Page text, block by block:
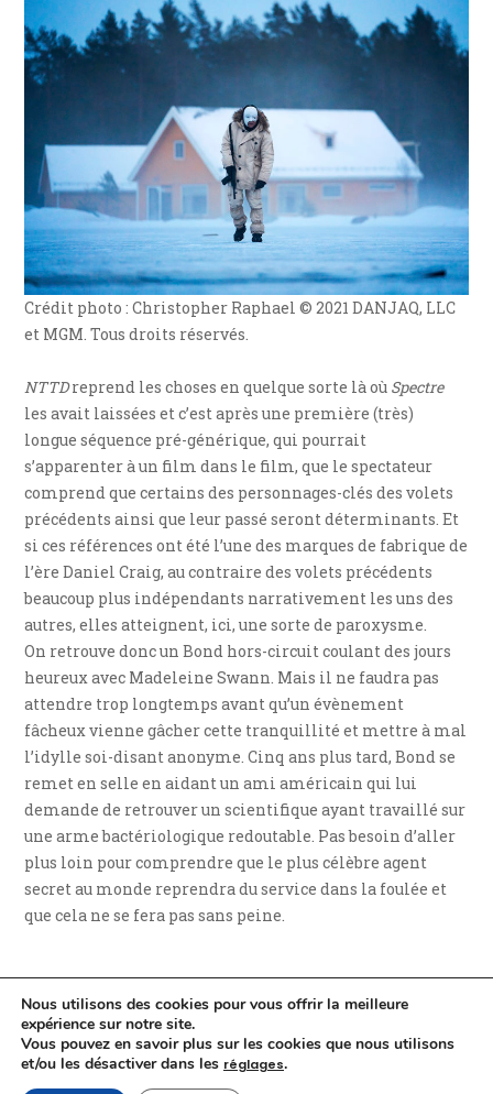
Crédit photo : Christopher Raphael © 2021 DANJAQ, LLC
et MGM. Tous droits réservés.
NTTDreprend les choses en quelque sorte là où Spectre
les avait laissées et c’est après une première (très)
longue séquence pré-générique, qui pourrait
s’apparenter à un film dans le film, que le spectateur
comprend que certains des personnages-clés des volets
précédents ainsi que leur passé seront déterminants. Et
si ces références ont été l’une des marques de fabrique de
l’ère Daniel Craig, au contraire des volets précédents
beaucoup plus indépendants narrativement les uns des
autres, elles atteignent, ici, une sorte de paroxysme.
On retrouve donc un Bond hors-circuit coulant des jours
heureux avec Madeleine Swann. Mais il ne faudra pas
attendre trop longtemps avant qu’un évènement
fâcheux vienne gâcher cette tranquillité et mettre à mal
l’idylle soi-disant anonyme. Cinq ans plus tard, Bond se
remet en selle en aidant un ami américain qui lui
demande de retrouver un scientifique ayant travaillé sur
une arme bactériologique redoutable. Pas besoin d’aller
plus loin pour comprendre que le plus célèbre agent
secret au monde reprendra du service dans la foulée et
que cela ne se fera pas sans peine.
Nous utilisons des cookies pour vous offrir la meilleure
expérience sur notre site.
Vous pouvez en savoir plus sur les cookies que nous utilisons
et/ou les désactiver dans les réglages.